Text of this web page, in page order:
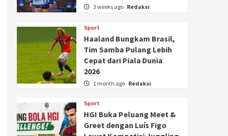
3 weeks ago Redaksi
Sport
Haaland Bungkam Brasil,
Tim Samba Pulang Lebih
Cepat dari Piala Dunia
2026
1 month ago Redaksi
Sport
HGI Buka Peluang Meet &
Greet dengan Luís Figo